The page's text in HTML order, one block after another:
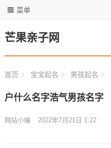
芒果亲子网
菜单
首页 宝宝起名 男孩起名
户什么名字浩气男孩名字
网站小编 2022年7月21日 1:22